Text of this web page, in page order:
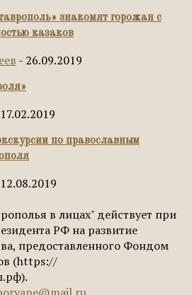
знакомят горожан с
казаков
- 26.09.2019
17.02.2019
по православным
12.08.2019
в лицах" действует при
РФ на развитие
предоставленного Фондом
(https://